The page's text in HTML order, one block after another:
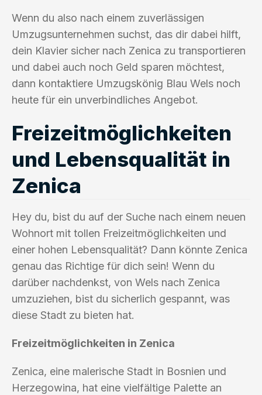
Wenn du also nach einem zuverlässigen
Umzugsunternehmen suchst, das dir dabei hilft,
dein Klavier sicher nach Zenica zu transportieren
und dabei auch noch Geld sparen möchtest,
dann kontaktiere Umzugskönig Blau Wels noch
heute für ein unverbindliches Angebot.
Freizeitmöglichkeiten
und Lebensqualität in
Zenica
Hey du, bist du auf der Suche nach einem neuen
Wohnort mit tollen Freizeitmöglichkeiten und
einer hohen Lebensqualität? Dann könnte Zenica
genau das Richtige für dich sein! Wenn du
darüber nachdenkst, von Wels nach Zenica
umzuziehen, bist du sicherlich gespannt, was
diese Stadt zu bieten hat.
Freizeitmöglichkeiten in Zenica
Zenica, eine malerische Stadt in Bosnien und
Herzegowina, hat eine vielfältige Palette an